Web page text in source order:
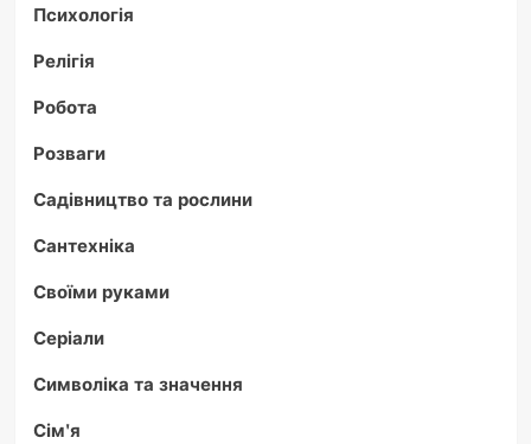
Психологія
Релігія
Робота
Розваги
Садівництво та рослини
Сантехніка
Своїми руками
Серіали
Символіка та значення
Сім'я